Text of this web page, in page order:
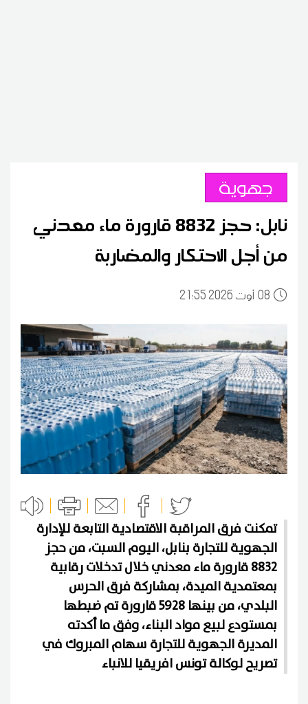
جهوية
نابل: حجز 8832 قارورة ماء معدني
من أجل الاحتكار والمضاربة
0821:55 2026 أوت
تمكنت فرق المراقبة الاقتصادية التابعة للإدارة
الجهوية للتجارة بنابل، اليوم السبت، من حجز
8832 قارورة ماء معدني خلال تدخلات رقابية
بمعتمدية الميدة، بمشاركة فرق الحرس
البلدي، من بينها 5928 قارورة تم ضبطها
بمستودع لبيع مواد البناء، وفق ما أكدته
المديرة الجهوية للتجارة سهام المبروك في
تصريح لوكالة تونس افريقيا للانباء